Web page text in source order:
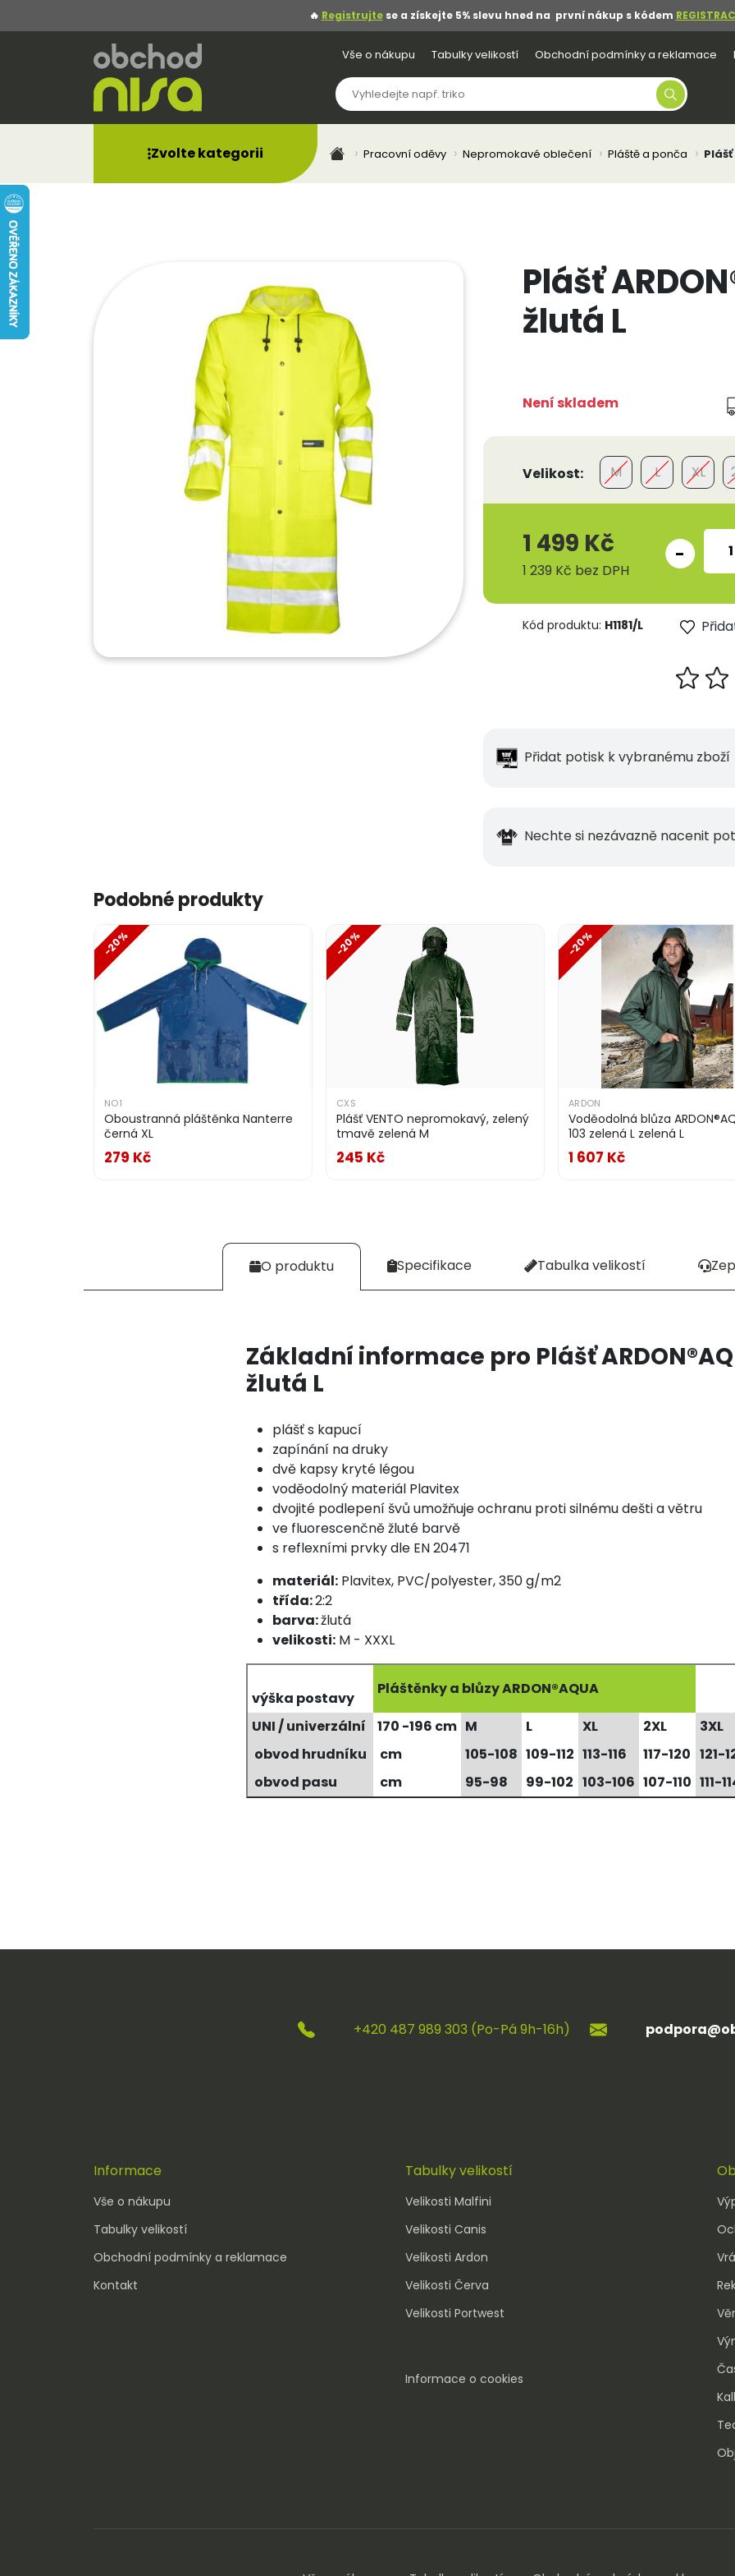
🔥 Registrujtese a získejte 5% slevu hned na první nákup s kódem
Vše o nákupu Tabulky velikostí Obchodní podmínky a reklamace
Zvolte kategorii Pracovní oděvy Nepromokavé oblečení Pláště a ponča Plášť
Plášť
žlutá L
Není skladem
Velikost: M L XL
1 499 Kč
1 239 Kč bez DPH
-
Kód produktu: H1181/L
Přidat potisk k vybranému zboží
Nechte si nezávazně nacenit
Podobné produkty
-20%
NO1
Oboustranná pláštěnka Nanterre
černá XL
279 Kč
-20%
CXS
Plášť VENTO nepromokavý, zelený
tmavě zelená M
245 Kč
-20%
ARDON
Voděodolná blůza
103 zelená L zelená L
1 607 Kč
O produktu Specifikace Tabulka velikostí
Základní informace pro Plášť
žlutá L
plášť s kapucí
zapínání na druky
dvě kapsy kryté légou
voděodolný materiál Plavitex
dvojité podlepení švů umožňuje ochranu proti silnému dešti a větru
ve fluorescenčně žluté barvě
s reflexními prvky dle EN 20471
materiál: Plavitex, PVC/polyester, 350 g/m2
třída:2:2
barva:žlutá
velikosti: M - XXXL
výška postavy
Pláštěnky a blůzy ARDON®AQUA
UNI / univerzální
170 -196 cm M L XL 2XL
3XL
obvod hrudníku
cm 105-108 109-112 113-116 117-120 121-
obvod pasu
cm 95-98 99-102 103-106 107-110 111-
+420 487 989 303 (Po-Pá 9h-16h)
Informace
Vše o nákupu
Tabulky velikostí
Obchodní podmínky a reklamace
Kontakt
Tabulky velikostí
Velikosti Malfini
Velikosti Canis
Velikosti Ardon
Velikosti Červa
Velikosti Portwest
Informace o cookies